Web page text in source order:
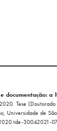
e documentação:
Tese
Universidade de
30042021-